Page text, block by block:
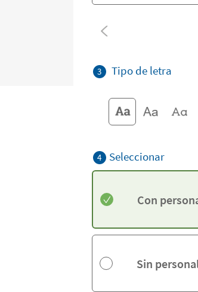
3 Tipo de letra
4 Seleccionar
Con
Sin